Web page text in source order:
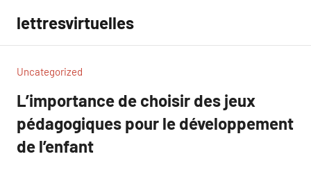
contenu
lettresvirtuelles
Uncategorized
L’importance de choisir des jeux
pédagogiques pour le développement
de l’enfant